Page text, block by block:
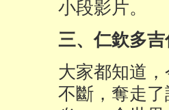
小段影片。
三、仁欽多
大家都知道
不斷，奪走